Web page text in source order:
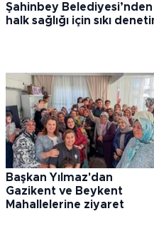
Şahinbey Belediyesi’nden
halk sağlığı için sıkı
Başkan Yılmaz'dan
Gazikent ve Beykent
Mahallelerine ziyaret